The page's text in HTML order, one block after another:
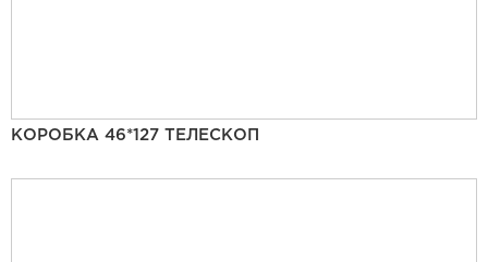
КОРОБКА 46*127 ТЕЛЕСКОП